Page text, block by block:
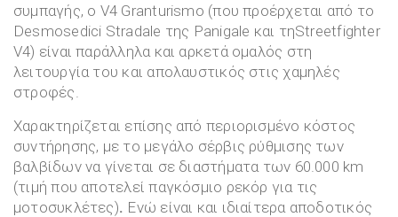
συμπαγής, ο V4 Granturismo (που προέρχεται από το
Desmosedici Stradale της Panigale και τηStreetfighter
V4) είναι παράλληλα και αρκετά ομαλός στη
λειτουργία του και απολαυστικός στις χαμηλές
στροφές.
Χαρακτηρίζεται επίσης από περιορισμένο κόστος
συντήρησης, με το μεγάλο σέρβις ρύθμισης των
βαλβίδων να γίνεται σε διαστήματα των 60.000 km
(τιμή που αποτελεί παγκόσμιο ρεκόρ για τις
μοτοσυκλέτες). Ενώ είναι και ιδιαίτερα αποδοτικός